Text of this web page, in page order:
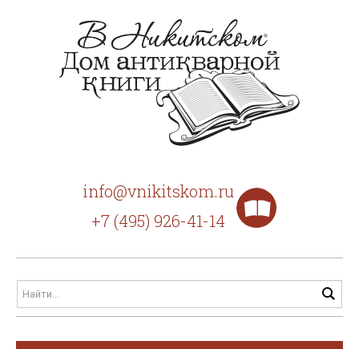
info@vnikitskom.ru
+7 (495) 926-41-14